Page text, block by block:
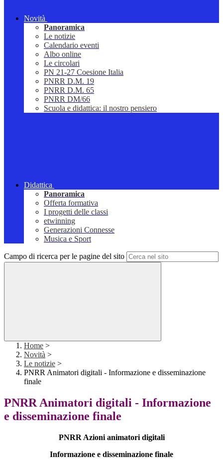
Novità
Panoramica
Le notizie
Calendario eventi
Albo online
Le circolari
PN 21-27 Coesione Italia
PNRR D.M. 19
PNRR D.M. 65
PNRR DM/66
Scuola e didattica: il nostro pensiero
Didattica
Panoramica
Offerta formativa
I progetti delle classi
etwinning
Generazioni Connesse
Musica e Sport
Campo di ricerca per le pagine del sito
Home >
Novità >
Le notizie >
PNRR Animatori digitali - Informazione e disseminazione
finale
PNRR Animatori digitali - Informazione
e disseminazione finale
PNRR Azioni animatori digitali
Informazione e disseminazione finale